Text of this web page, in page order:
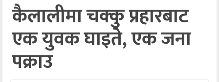
अन्तराष्ट्रिय
अन्तर्वार्ता
अर्थ
खेलकुद
कैलालीमा चक्कु प्रहारबाट
एक युवक घाइते, एक जना
पक्राउ